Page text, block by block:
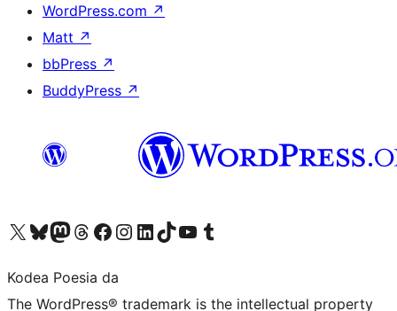
WordPress.com ↗
Matt ↗
bbPress ↗
BuddyPress ↗
Visit our X (formerly Twitter) account
Visit our Bluesky account
Visit our Mastodon account
Visit our Threads account
Bisitatu gure Facebook orrialdea
Visit our Instagram account
Visit our LinkedIn account
Visit our TikTok account
Visit our YouTube channel
Visit our Tumblr account
Kodea Poesia da
The WordPress® trademark is the intellectual property